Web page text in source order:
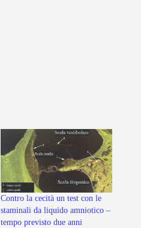
Contro la cecità un test con le
staminali da liquido amniotico –
tempo previsto due anni